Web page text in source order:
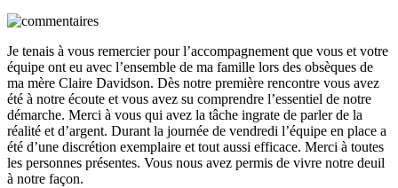
Je tenais à vous remercier pour l’accompagnement que vous et votre
équipe ont eu avec l’ensemble de ma famille lors des obsèques de
ma mère Claire Davidson. Dès notre première rencontre vous avez
été à notre écoute et vous avez su comprendre l’essentiel de notre
démarche. Merci à vous qui avez la tâche ingrate de parler de la
réalité et d’argent. Durant la journée de vendredi l’équipe en place a
été d’une discrétion exemplaire et tout aussi efficace. Merci à toutes
les personnes présentes. Vous nous avez permis de vivre notre deuil
à notre façon.